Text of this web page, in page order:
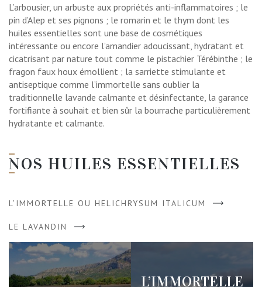
L’arbousier, un arbuste aux propriétés anti-inflammatoires ; le
pin d’Alep et ses pignons ; le romarin et le thym dont les
huiles essentielles sont une base de cosmétiques
intéressante ou encore l’amandier adoucissant, hydratant et
cicatrisant par nature tout comme le pistachier Térébinthe ; le
fragon faux houx émollient ; la sarriette stimulante et
antiseptique comme l’immortelle sans oublier la
traditionnelle lavande calmante et désinfectante, la garance
fortifiante à souhait et bien sûr la bourrache particulièrement
hydratante et calmante.
NOS HUILES ESSENTIELLES
L’IMMORTELLE OU HELICHRYSUM ITALICUM
LE LAVANDIN
L’IMMORTELLE